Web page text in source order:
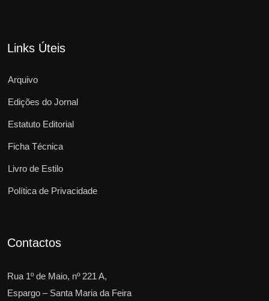
Links Úteis
Arquivo
Edições do Jornal
Estatuto Editorial
Ficha Técnica
Livro de Estilo
Política de Privacidade
Contactos
Rua 1º de Maio, nº 221 A,
Espargo – Santa Maria da Feira